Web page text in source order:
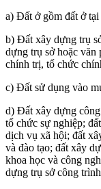
a) Đất ở gồm đất ở
b) Đất xây dựng trụ
dựng trụ sở hoặc văn
chính trị, tổ chức
c) Đất sử dụng vào
d) Đất xây dựng
tổ chức sự nghiệp;
dịch vụ xã hội; đất
và đào tạo; đất xây
khoa học và công
dựng trụ sở công